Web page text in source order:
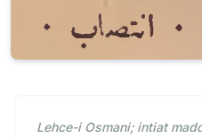
Lehce-i Osmani; intiat